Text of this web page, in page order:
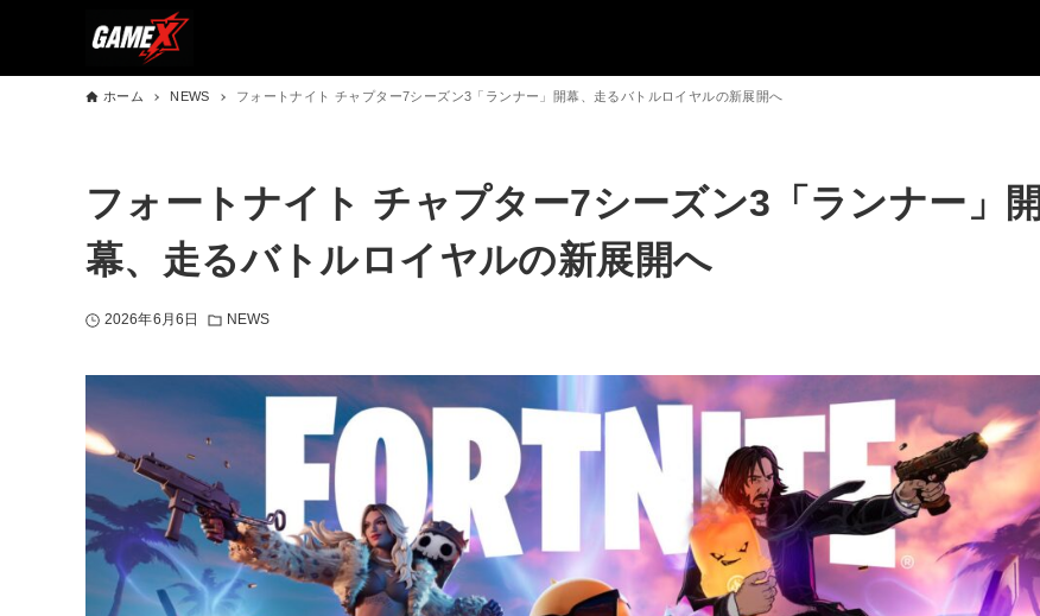
ホーム NEWS フォートナイト チャプター7シーズン3「ランナー」開幕、走るバトルロイヤルの新展開へ
フォートナイト チャプター7シーズン3「ランナー」開
幕、走るバトルロイヤルの新展開へ
2026年6月6日 NEWS